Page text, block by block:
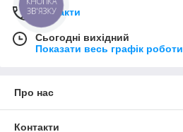
Контакти
Сьогодні вихідний
Показати весь графік роботи
Про нас
Контакти
ЗВ'ЯЗКУ